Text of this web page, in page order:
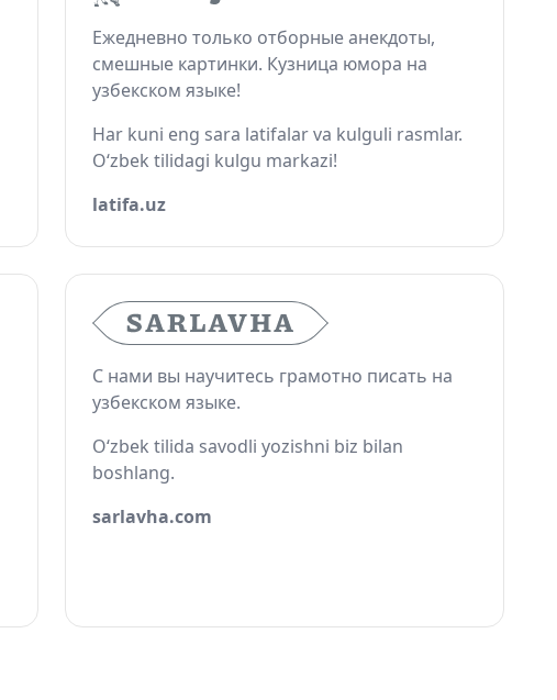
Ежедневно только отборные анекдоты,
смешные картинки. Кузница юмора на
узбекском языке!
Har kuni eng sara latifalar va kulguli rasmlar.
O‘zbek tilidagi kulgu markazi!
latifa.uz
С нами вы научитесь грамотно писать на
узбекском языке.
O‘zbek tilida savodli yozishni biz bilan
boshlang.
sarlavha.com